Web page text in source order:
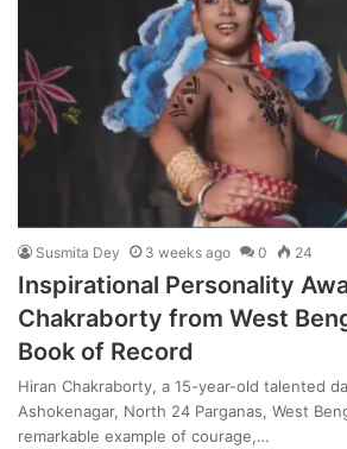
Susmita Dey 3 weeks ago 0 24
Inspirational Personality
Chakraborty from West
Book of Record
Hiran Chakraborty, a 15-year-old talented
Ashokenagar, North 24 Parganas, West
remarkable example of courage,…